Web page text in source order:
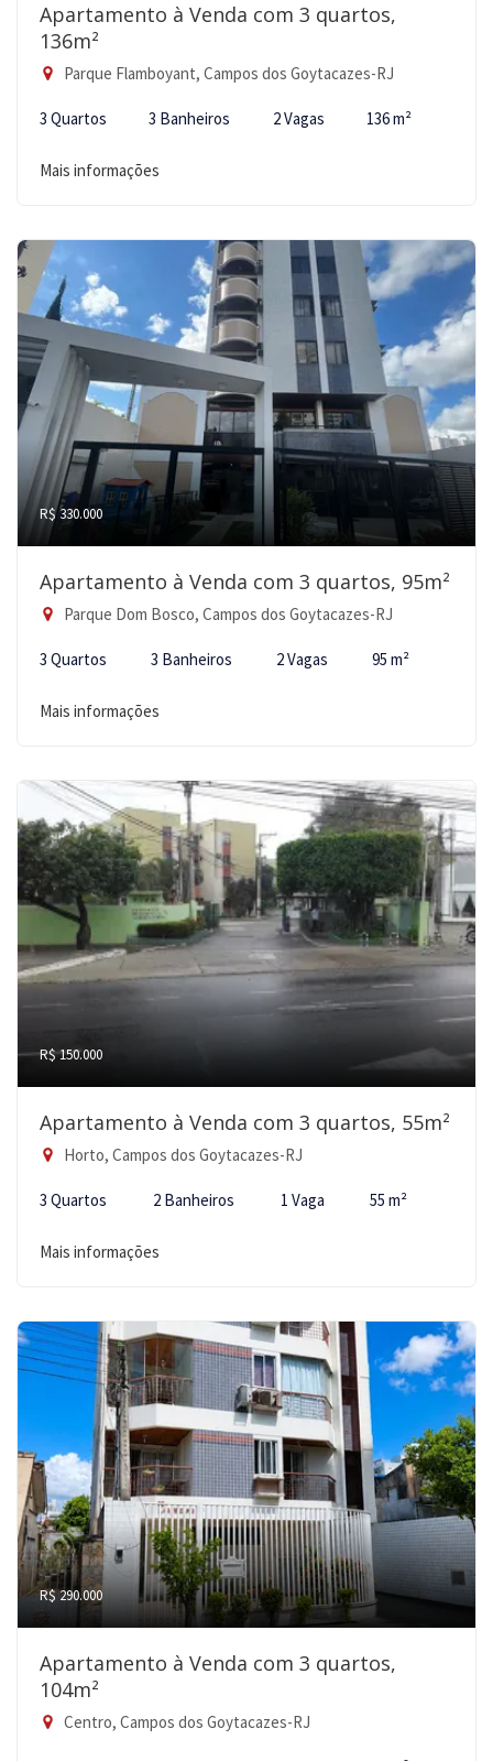
Apartamento à Venda com 3 quartos,
136m²
Parque Flamboyant, Campos dos Goytacazes-RJ
3 Quartos 3 Banheiros 2 Vagas 136 m²
Mais informações
R$ 330.000
Apartamento à Venda com 3 quartos, 95m²
Parque Dom Bosco, Campos dos Goytacazes-RJ
3 Quartos 3 Banheiros 2 Vagas 95 m²
Mais informações
R$ 150.000
Apartamento à Venda com 3 quartos, 55m²
Horto, Campos dos Goytacazes-RJ
3 Quartos 2 Banheiros 1 Vaga 55 m²
Mais informações
R$ 290.000
Apartamento à Venda com 3 quartos,
104m²
Centro, Campos dos Goytacazes-RJ